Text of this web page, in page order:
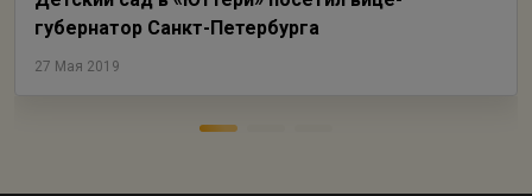
губернатор Санкт-Петербурга
27 Мая 2019